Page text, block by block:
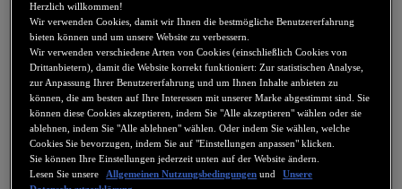
3D Prophet 4500 64 MB TV-Out
3D Prophet 7000 Dual Display
3D Prophet 7500 128 MB Dual
Display
3D Prophet 7500 DDR 64 MB
Herzlich willkommen!
Wir verwenden Cookies, damit wir Ihnen die bestmögliche Benutzererfahrung
bieten können und um unsere Website zu verbessern.
Wir verwenden verschiedene Arten von Cookies (einschließlich Cookies von
Drittanbietern), damit die Website korrekt funktioniert: Zur statistischen Analyse,
zur Anpassung Ihrer Benutzererfahrung und um Ihnen Inhalte anbieten zu
können, die am besten auf Ihre Interessen mit unserer Marke abgestimmt sind. Sie
können diese Cookies akzeptieren, indem Sie "Alle akzeptieren" wählen oder sie
ablehnen, indem Sie "Alle ablehnen" wählen. Oder indem Sie wählen, welche
Cookies Sie bevorzugen, indem Sie auf "Einstellungen anpassen" klicken.
Sie können Ihre Einstellungen jederzeit unten auf der Website ändern.
Lesen Sie unsere
Allgemeinen Nutzungsbedingungen und
Unsere